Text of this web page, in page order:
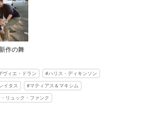
作の舞
ヴィエ・ドラン
ハリス・ディキンソン
イタス
マティアス＆マキシム
・リュック・ファンク